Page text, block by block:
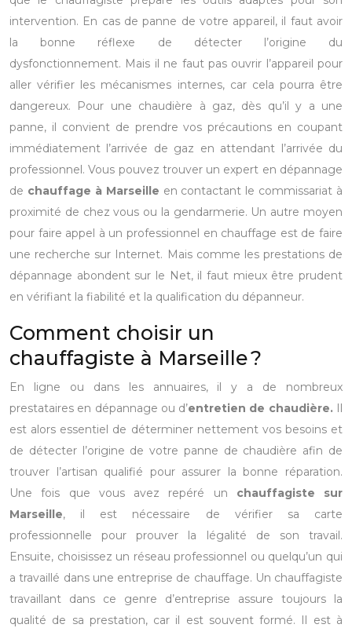
intervention. En cas de panne de votre appareil, il faut avoir
la bonne réflexe de détecter l’origine du
dysfonctionnement. Mais il ne faut pas ouvrir l’appareil pour
aller vérifier les mécanismes internes, car cela pourra être
dangereux. Pour une chaudière à gaz, dès qu’il y a une
panne, il convient de prendre vos précautions en coupant
immédiatement l’arrivée de gaz en attendant l’arrivée du
professionnel. Vous pouvez trouver un expert en dépannage
de chauffage à Marseille en contactant le commissariat à
proximité de chez vous ou la gendarmerie. Un autre moyen
pour faire appel à un professionnel en chauffage est de faire
une recherche sur Internet. Mais comme les prestations de
dépannage abondent sur le Net, il faut mieux être prudent
en vérifiant la fiabilité et la qualification du dépanneur.
Comment choisir un
chauffagiste à Marseille ?
En ligne ou dans les annuaires, il y a de nombreux
prestataires en dépannage ou d’entretien de chaudière. Il
est alors essentiel de déterminer nettement vos besoins et
de détecter l’origine de votre panne de chaudière afin de
trouver l’artisan qualifié pour assurer la bonne réparation.
Une fois que vous avez repéré un chauffagiste sur
Marseille, il est nécessaire de vérifier sa carte
professionnelle pour prouver la légalité de son travail.
Ensuite, choisissez un réseau professionnel ou quelqu’un qui
a travaillé dans une entreprise de chauffage. Un chauffagiste
travaillant dans ce genre d’entreprise assure toujours la
qualité de sa prestation, car il est souvent formé. Il est à